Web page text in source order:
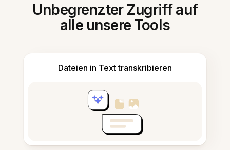
Unbegrenzter Zugriff auf
alle unsere Tools
Dateien in Text transkribieren